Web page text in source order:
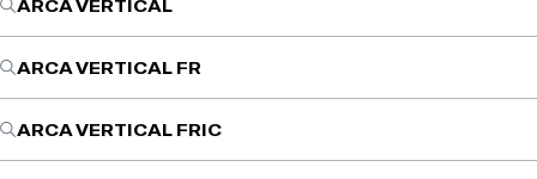
ARCA VERTICAL
ARCA VERTICAL FR
ARCA VERTICAL FRIC